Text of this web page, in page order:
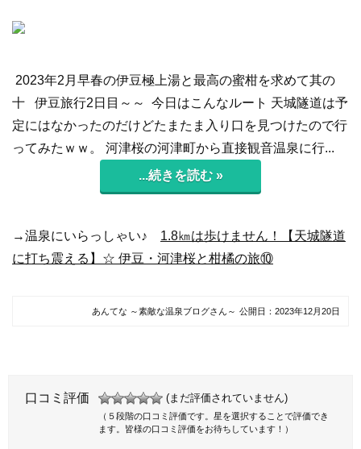
2023年2月早春の伊豆極上湯と最高の蜜柑を求めて其の
十 伊豆旅行2日目～～ 今日はこんなルート 天城隧道は予
定にはなかったのだけどたまたま入り口を見つけたので行
ってみたｗｗ。 河津桜の河津町から直接観音温泉に行...
...続きを読む »
→温泉にいらっしゃい♪ 1.8㎞は歩けません！【天城隧道
に打ち震える】☆ 伊豆・河津桜と柑橘の旅⑩
あんてな ～素敵な温泉ブログさん～ 公開日： 2023年12月20日
口コミ評価 (まだ評価されていません)
（５段階の口コミ評価です。星を選択することで評価でき
ます。皆様の口コミ評価をお待ちしています！）